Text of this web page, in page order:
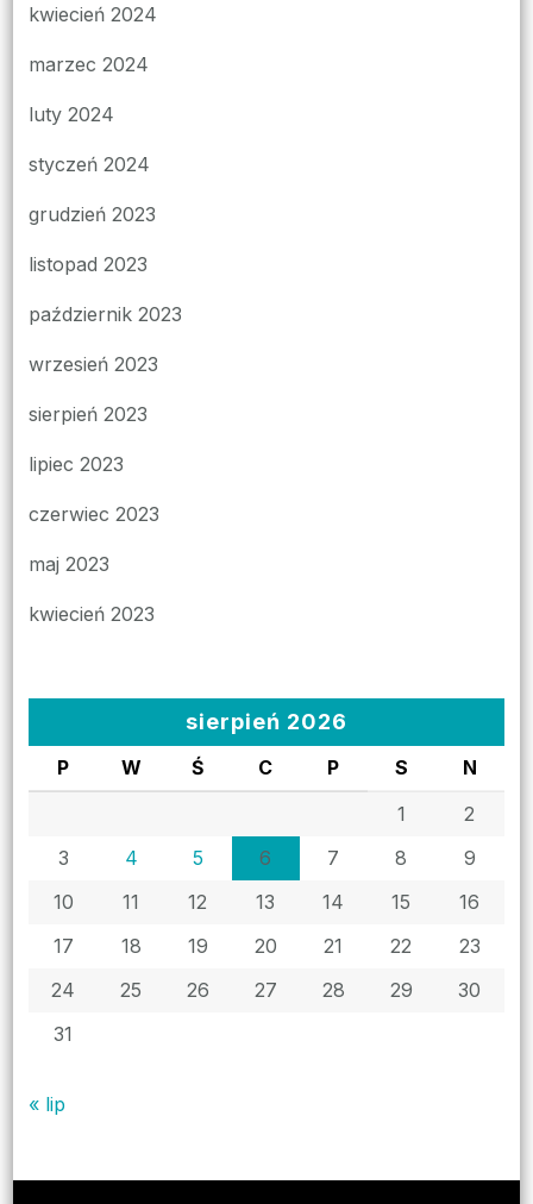
kwiecień 2024
marzec 2024
luty 2024
styczeń 2024
grudzień 2023
listopad 2023
październik 2023
wrzesień 2023
sierpień 2023
lipiec 2023
czerwiec 2023
maj 2023
kwiecień 2023
sierpień 2026
P W Ś C P S
N
1
2
3
4 5 6 7 8
9
10
11 12 13 14 15
16
17
18 19 20 21 22
23
24
25 26 27 28 29
30
31
« lip